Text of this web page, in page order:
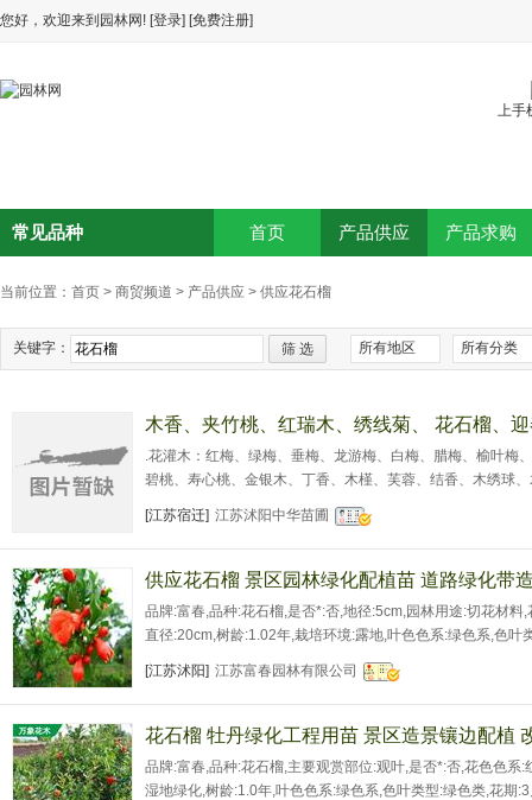
您好，欢迎来到园林网! [登录] [免费注册]
上手
首页 产品供应 产品求购
常见品种
当前位置： 首页 > 商贸频道 > 产品供应 > 供应花石榴
关键字： 筛 选 所有地区 所有分类
木香、夹竹桃、红瑞木、绣线菊、 花石榴、
.花灌木：红梅、绿梅、垂梅、龙游梅、白梅、腊梅、榆叶梅
碧桃、寿心桃、金银木、丁香、木槿、芙蓉、结香、木绣球
石榴、迎春、棣棠、连翘、迎夏、 十大功劳 、小叶功劳、
日本海棠、六月雪、桅子花、珊瑚、榆叶桃、红千层、蔷薇
海姆、微型月季、 地被月季 、品种月季等优质
[江苏宿迁] 江苏沭阳中华苗圃
供应花石榴 景区园林绿化配植苗 道路绿化带
品牌:富春,品种:花石榴,是否*:否,地径:5cm,园林用途:切花材料
直径:20cm,树龄:1.02年,栽培环境:露地,叶色色系:绿色系,色叶
月,树形:特殊造型,主要观赏部位:观花,株高:10cm,蓬径:20cm,
[江苏沭阳] 江苏富春园林有限公司
花石榴 牡丹绿化工程用苗 景区造景镶边配植
品牌:富春,品种:花石榴,主要观赏部位:观叶,是否*:否,花色色系
湿地绿化,树龄:1.0年,叶色色系:绿色系,色叶类型:绿色类,花期